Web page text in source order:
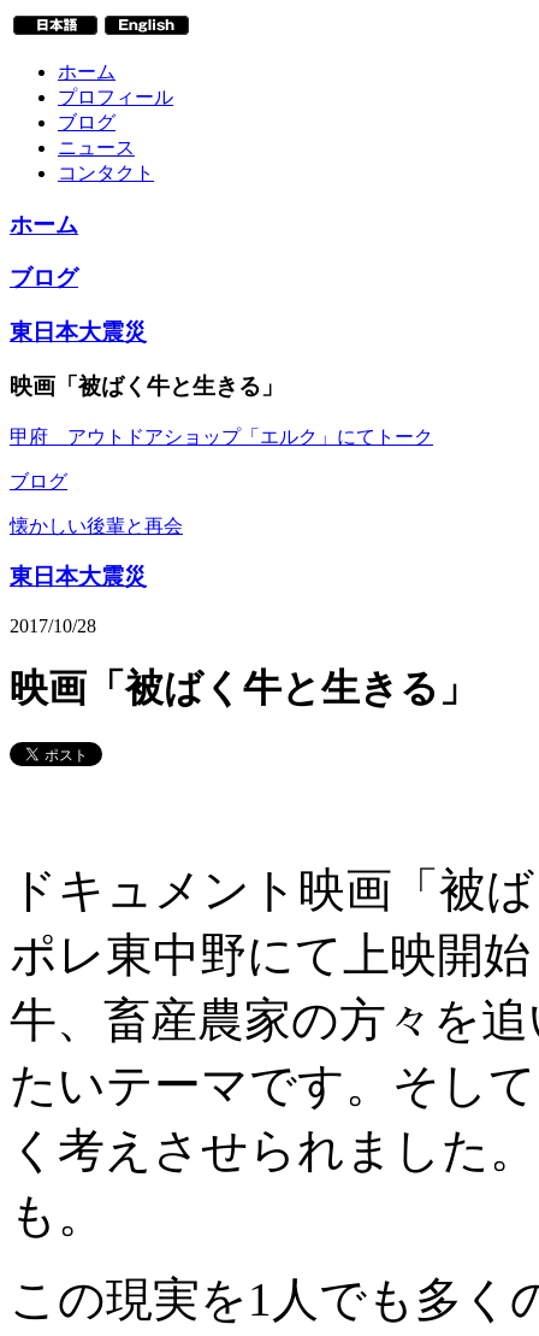
ホーム
プロフィール
ブログ
ニュース
コンタクト
ホーム
ブログ
東日本大震災
映画「被ばく牛と生きる」
甲府 アウトドアショップ「エルク」にてトーク
ブログ
懐かしい後輩と再会
東日本大震災
2017/10/28
映画「被ばく牛と生きる」
ドキュメント映画「被
ポレ東中野にて上映開
牛、畜産農家の方々を
たいテーマです。そし
く考えさせられました
も。
この現実を1人でも多く